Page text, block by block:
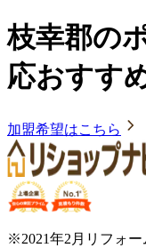
枝幸郡の
応おすす
加盟希望はこちら
※2021年2月リフォー